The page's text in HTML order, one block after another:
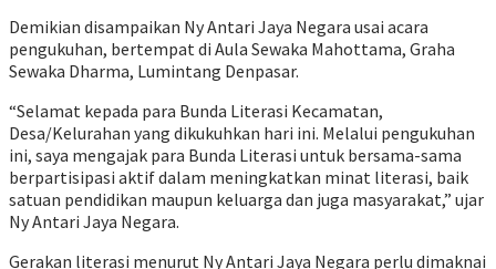
Demikian disampaikan Ny Antari Jaya Negara usai acara
pengukuhan, bertempat di Aula Sewaka Mahottama, Graha
Sewaka Dharma, Lumintang Denpasar.
“Selamat kepada para Bunda Literasi Kecamatan,
Desa/Kelurahan yang dikukuhkan hari ini. Melalui pengukuhan
ini, saya mengajak para Bunda Literasi untuk bersama-sama
berpartisipasi aktif dalam meningkatkan minat literasi, baik
satuan pendidikan maupun keluarga dan juga masyarakat,” ujar
Ny Antari Jaya Negara.
Gerakan literasi menurut Ny Antari Jaya Negara perlu dimaknai